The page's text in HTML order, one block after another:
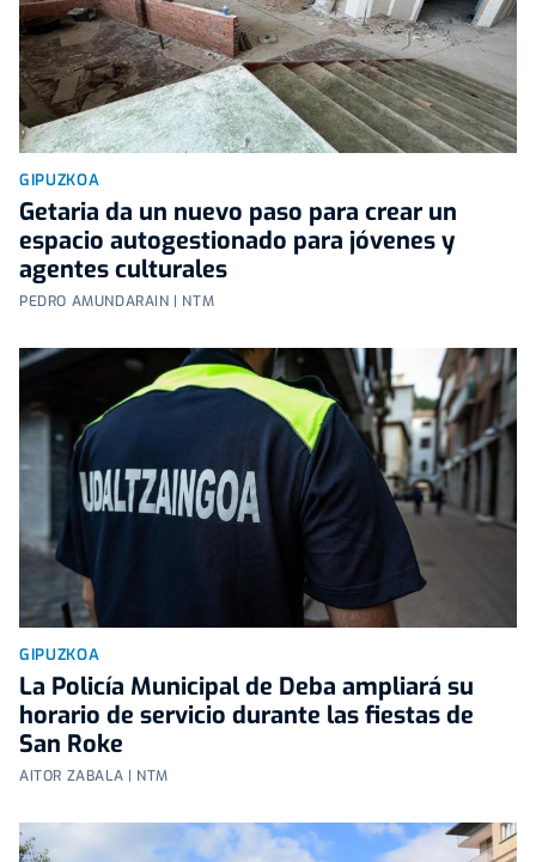
GIPUZKOA
Getaria da un nuevo paso para crear un
espacio autogestionado para jóvenes y
agentes culturales
PEDRO AMUNDARAIN | NTM
GIPUZKOA
La Policía Municipal de Deba ampliará su
horario de servicio durante las fiestas de
San Roke
AITOR ZABALA | NTM